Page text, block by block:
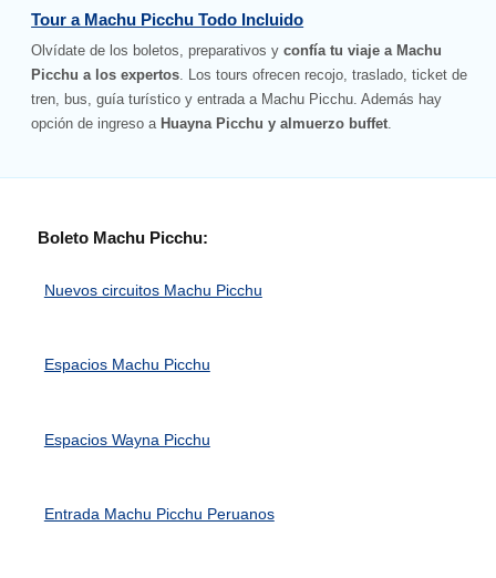
Tour a Machu Picchu Todo Incluido
Olvídate de los boletos, preparativos yconfía tu viaje a Machu
Picchu a los expertos. Los tours ofrecen recojo, traslado, ticket de
tren, bus, guía turístico y entrada a Machu Picchu. Además hay
opción de ingreso a Huayna Picchu y almuerzo buffet.
Boleto Machu Picchu:
Nuevos circuitos Machu Picchu
Espacios Machu Picchu
Espacios Wayna Picchu
Entrada Machu Picchu Peruanos